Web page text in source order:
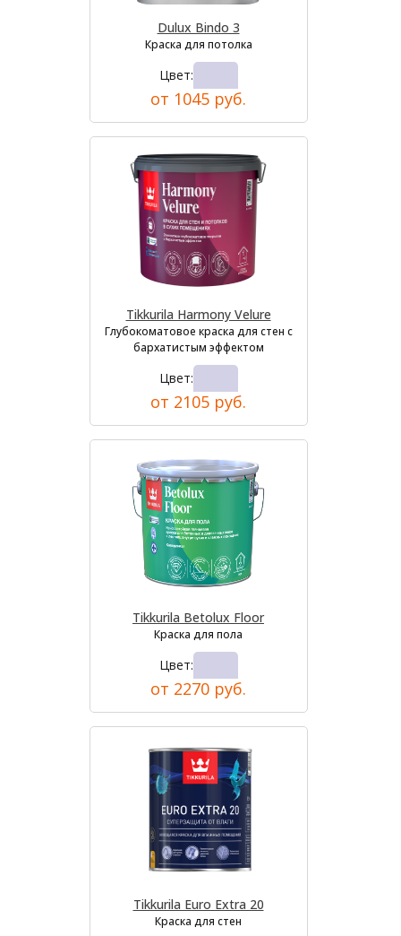
Dulux Bindo 3
Краска для потолка
Цвет:
от 1045 руб.
Tikkurila Harmony Velure
Глубокоматовое краска для стен с
бархатистым эффектом
Цвет:
от 2105 руб.
Tikkurila Betolux Floor
Краска для пола
Цвет:
от 2270 руб.
Tikkurila Euro Extra 20
Краска для стен